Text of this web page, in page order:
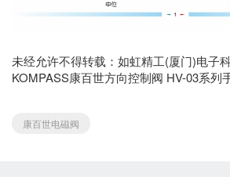
未经允许不得转载： 如虹精工(厦门)电子
KOMPASS康百世方向控制阀 HV-03系列
康百世电磁阀